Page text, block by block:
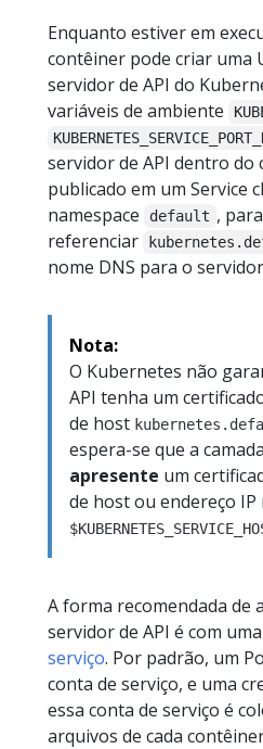
Enquanto estiver em
contêiner pode criar uma
servidor de API do
variáveis de ambiente
servidor de API dentro do
publicado em um Service
namespace
default ,
referenciar
nome DNS para o
Nota:
O Kubernetes não
API tenha um
de host
espera-se que a
apresente um
de host ou endereço
A forma recomendada de
servidor de API é com
serviço. Por padrão, um
conta de serviço, e uma
essa conta de serviço é
arquivos de cada